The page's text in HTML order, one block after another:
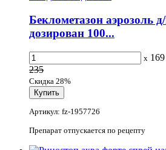
Беклометазон аэрозоль
дозирован 100...
x 169
235
Скидка 28%
Артикул: fz-1957726
Препарат отпускается по рецепту